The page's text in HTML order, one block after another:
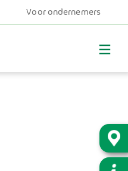
Voor ondernemers